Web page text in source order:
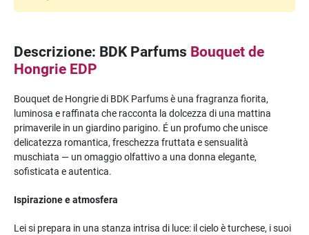
Descrizione: BDK Parfums Bouquet de
Hongrie EDP
Bouquet de Hongrie di BDK Parfums è una fragranza fiorita,
luminosa e raffinata che racconta la dolcezza di una mattina
primaverile in un giardino parigino. É un profumo che unisce
delicatezza romantica, freschezza fruttata e sensualità
muschiata — un omaggio olfattivo a una donna elegante,
sofisticata e autentica.
Ispirazione e atmosfera
Lei si prepara in una stanza intrisa di luce: il cielo è turchese, i suoi